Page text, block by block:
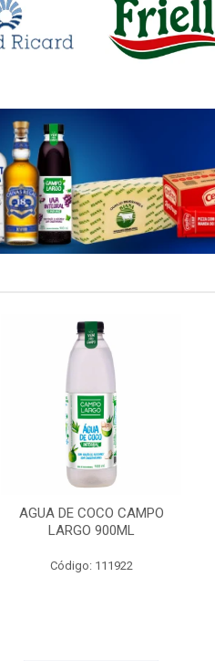
AGUA DE COCO CAMPO
LARGO 900ML
Código: 111922